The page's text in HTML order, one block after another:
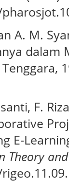
A. M.
dalam
F.
E-
Theory